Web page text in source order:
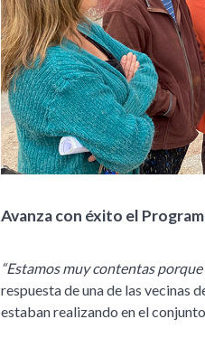
Avanza con éxito el
“Estamos muy contentas
respuesta de una de las vecinas
estaban realizando en el